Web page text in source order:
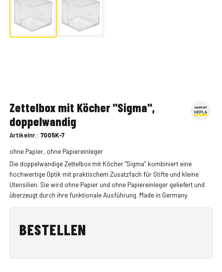
Zettelbox mit Köcher "Sigma",
doppelwandig
Artikelnr.: 7005K-7
ohne Papier, ohne Papiereinleger
Die doppelwandige Zettelbox mit Köcher "Sigma“ kombiniert eine
hochwertige Optik mit praktischem Zusatzfach für Stifte und kleine
Utensilien. Sie wird ohne Papier und ohne Papiereinleger geliefert und
überzeugt durch ihre funktionale Ausführung. Made in Germany.
BESTELLEN